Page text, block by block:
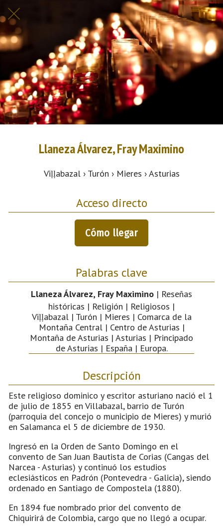
Llaneza Álvarez, Fray Maximino
Viḷḷabazal › Turón › Mieres › Asturias
Acceso directo
Cómo llegar
Palabras clave
Llaneza Álvarez, Fray Maximino | Reseñas
históricas | Religión | Religiosos |
Viḷḷabazal | Turón | Mieres | Comarca de la
Montaña Central | Centro de Asturias |
Montaña de Asturias | Asturias | Principado
de Asturias | España | Europa.
Descripción
Este religioso dominico y escritor asturiano nació el 1
de julio de 1855 en Villabazal, barrio de Turón
(parroquia del concejo o municipio de Mieres) y murió
en Salamanca el 5 de diciembre de 1930.
Ingresó en la Orden de Santo Domingo en el
convento de San Juan Bautista de Corias (Cangas del
Narcea - Asturias) y continuó los estudios
eclesiásticos en Padrón (Pontevedra - Galicia), siendo
ordenado en Santiago de Compostela (1880).
En 1894 fue nombrado prior del convento de
Chiquirirá de Colombia, cargo que no llegó a ocupar.